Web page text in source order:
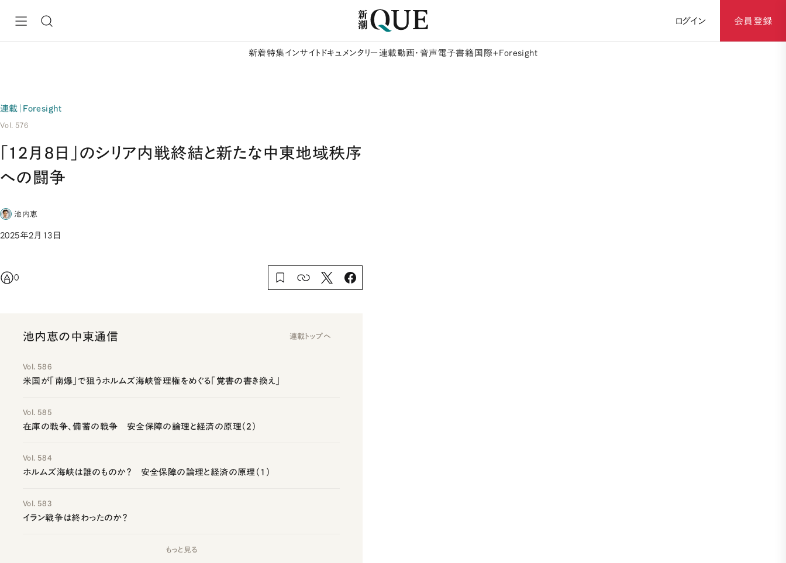
ログイン 会員登録
新着特集 インサイト ドキュメンタリー 連載動画・音声 電子書籍 国際+Foresight
連載｜Foresight
Vol. 576
「12月8日」のシリア内戦終結と新たな中東地域秩序
への闘争
池内恵
2025年2月13日
0
池内恵の中東通信 連載トップへ
Vol. 586
米国が「南爆」で狙うホルムズ海峡管理権をめぐる「覚書の書き換え」
Vol. 585
在庫の戦争、備蓄の戦争 安全保障の論理と経済の原理（2）
Vol. 584
ホルムズ海峡は誰のものか？ 安全保障の論理と経済の原理（1）
Vol. 583
イラン戦争は終わったのか？
もっと見る